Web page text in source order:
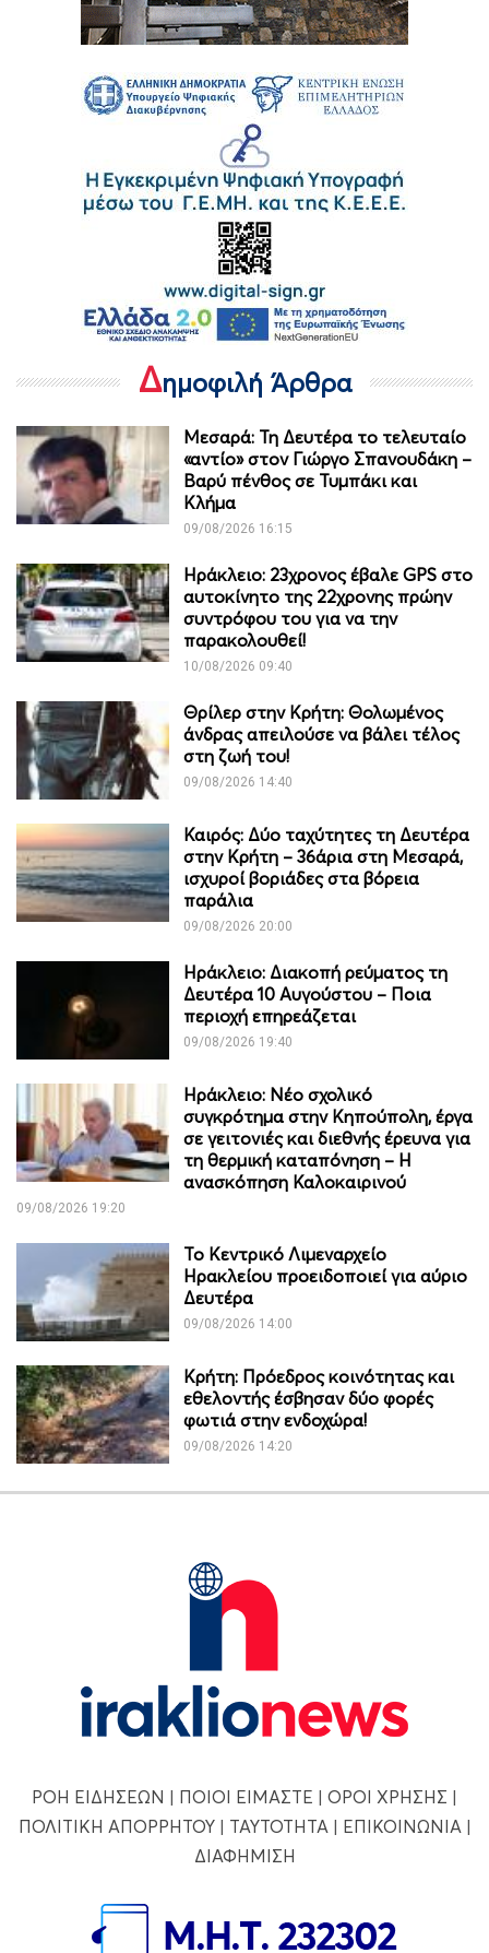
Δημοφιλή Άρθρα
Μεσαρά: Τη Δευτέρα το τελευταίο
«αντίο» στον Γιώργο Σπανουδάκη –
Βαρύ πένθος σε Τυμπάκι και
Κλήμα
09/08/2026 16:15
Ηράκλειο: 23χρονος έβαλε GPS στο
αυτοκίνητο της 22χρονης πρώην
συντρόφου του για να την
παρακολουθεί!
10/08/2026 09:40
Θρίλερ στην Κρήτη: Θολωμένος
άνδρας απειλούσε να βάλει τέλος
στη ζωή του!
09/08/2026 14:40
Καιρός: Δύο ταχύτητες τη Δευτέρα
στην Κρήτη – 36άρια στη Μεσαρά,
ισχυροί βοριάδες στα βόρεια
παράλια
09/08/2026 20:00
Ηράκλειο: Διακοπή ρεύματος τη
Δευτέρα 10 Αυγούστου – Ποια
περιοχή επηρεάζεται
09/08/2026 19:40
Ηράκλειο: Νέο σχολικό
συγκρότημα στην Κηπούπολη, έργα
σε γειτονιές και διεθνής έρευνα για
τη θερμική καταπόνηση – Η
ανασκόπηση Καλοκαιρινού
09/08/2026 19:20
Το Κεντρικό Λιμεναρχείο
Ηρακλείου προειδοποιεί για αύριο
Δευτέρα
09/08/2026 14:00
Κρήτη: Πρόεδρος κοινότητας και
εθελοντής έσβησαν δύο φορές
φωτιά στην ενδοχώρα!
09/08/2026 14:20
ΡΟΗ ΕΙΔΗΣΕΩΝ | ΠΟΙΟΙ ΕΙΜΑΣΤΕ | ΟΡΟΙ ΧΡΗΣΗΣ |
ΠΟΛΙΤΙΚΗ ΑΠΟΡΡΗΤΟΥ| ΤΑΥΤΟΤΗΤΑ | ΕΠΙΚΟΙΝΩΝΙΑ |
ΔΙΑΦΗΜΙΣΗ